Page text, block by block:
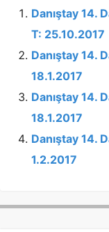
Danıştay 14.
T: 25.10.2017
Danıştay 14.
18.1.2017
Danıştay 14.
18.1.2017
Danıştay 14.
1.2.2017